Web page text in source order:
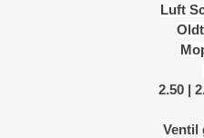
Luft
2.50 |
Ventil